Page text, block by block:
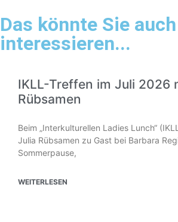
Das könnte Sie auch
interessieren...
IKLL-Treffen im Juli 2026
Rübsamen
Beim „Interkulturellen Ladies Lunch“
Julia Rübsamen zu Gast bei Barbara
Sommerpause,
WEITERLESEN